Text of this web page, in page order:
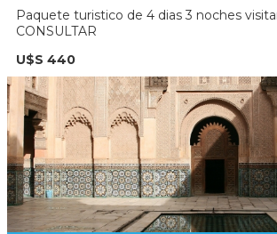
Paquete turistico de 4 dias 3 noches
CONSULTAR
U$S 440